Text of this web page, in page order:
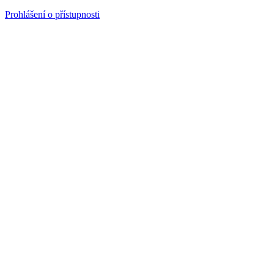
Prohlášení o přístupnosti